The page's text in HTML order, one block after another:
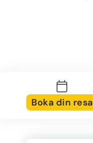
Boka din resa